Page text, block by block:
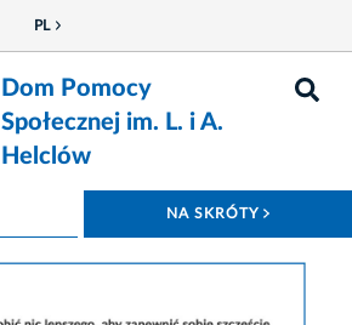
PL
Dom Pomocy
Społecznej im. L. i A.
Helclów
NA SKRÓTY